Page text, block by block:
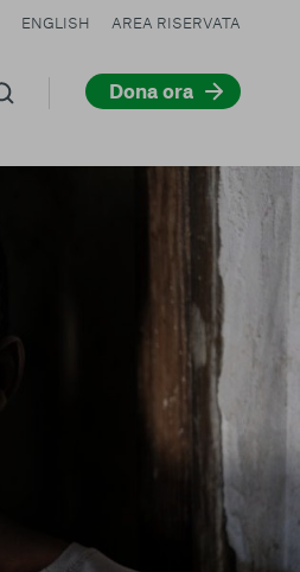
Dona ora
ENGLISH AREA RISERVATA